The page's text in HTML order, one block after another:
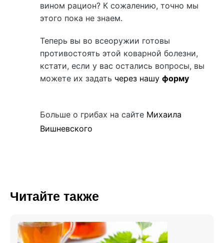
вином рацион? К сожалению, точно мы
этого пока не знаем.
Теперь вы во всеоружии готовы
противостоять этой коварной болезни,
кстати, если у вас остались вопросы, вы
можете их задать через нашу форму
Больше о грибах на сайте Михаила
Вишневского
Читайте также